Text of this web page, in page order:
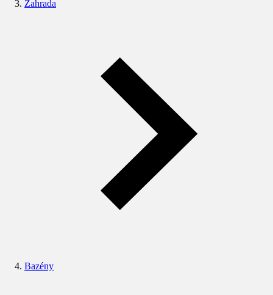
Zahrada
Bazény